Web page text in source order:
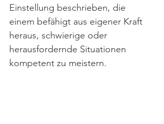
Einstellung beschrieben, die
einem befähigt aus eigener Kraft
heraus, schwierige oder
herausfordernde Situationen
kompetent zu meistern.